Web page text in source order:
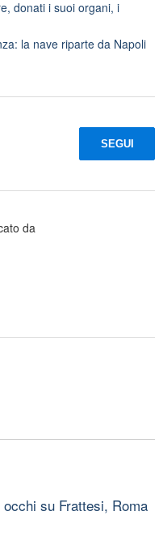
donati i suoi organi, i
la nave riparte da Napoli
SEGUI
da
su Frattesi, Roma